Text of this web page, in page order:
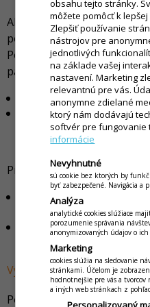
Aby sa mohli na displeji
potrebné prvky aplikácie
Pokladňa, je potrebné
parametre:
minimálne rozlíšenie
odporúčané minimálne
pre displeje menej
pre displeje veľkosti
Pri výbere vhodného
veľkosť zariadenia
ruke (užšie 21:9 je
pre Vami používané
puzdro, najlepšie
Výkon mobilného
Použité zariadenie musí
obsahu tejto stránky.
môžete pomôcť k
Zlepšiť používanie
nástrojov pre
jednotlivých
na základe vašej
nastavení. Marketing
relevantnú pre vás.
anonymne zdielané
ktorý nám dodávajú
softvér pre
informácie
Nevyhnutné
sú cookie bez ktorých by
byť zabezpečené. Navigácia
Analýza
analytické cookies slúžiace
porozumenie správania
anonymizovaných údajov o
Marketing
cookies slúžia na sledovanie
stránkami. Účelom je
hodnotnejšie pre vás a
a iných web stránkach z